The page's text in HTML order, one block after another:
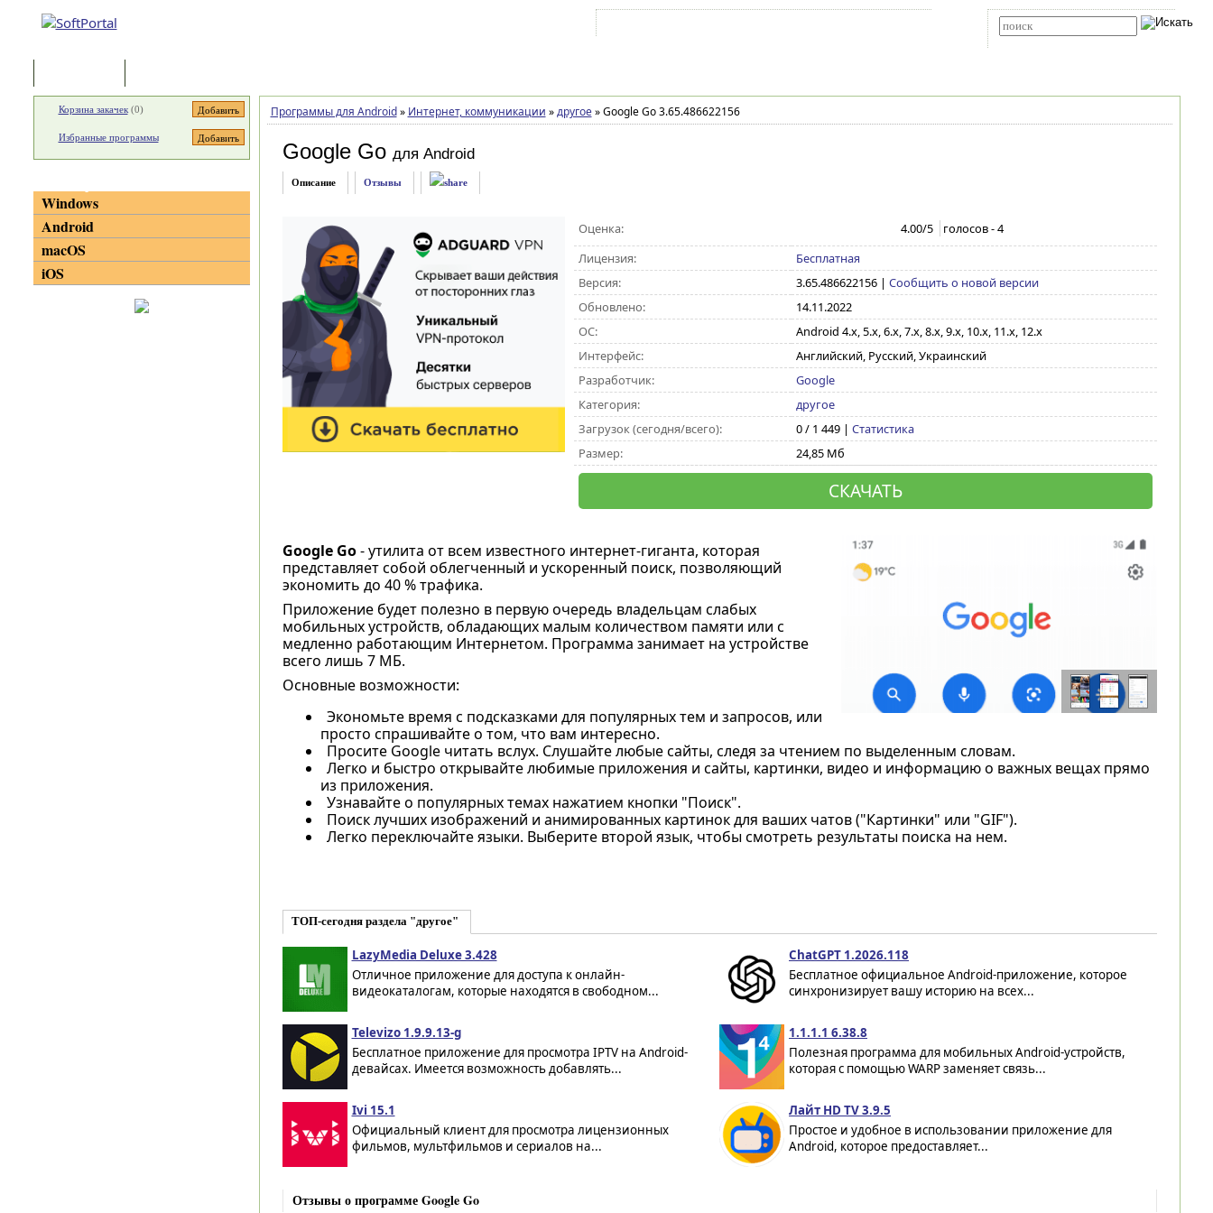
Программы для Android » Интернет, коммуникации » другое »Google Go 3.65.486622156
Google Go для Android
Описание Отзывы
Оценка: 4.00/5 голосов -4
Лицензия:
Бесплатная
Версия:
3.65.486622156| Сообщить о новой версии
Обновлено:
14.11.2022
ОС:
Android 4.x, 5.x, 6.x, 7.x, 8.x, 9.x, 10.x, 11.x, 12.x
Интерфейс:
Английский, Русский, Украинский
Разработчик:
Google
Категория:
другое
Загрузок (сегодня/всего):
0 / 1 449 | Статистика
Размер:
24,85 Мб
СКАЧАТЬ
Google Go- утилита от всем известного интернет-гиганта, которая
представляет собой облегченный и ускоренный поиск, позволяющий
экономить до 40 % трафика.
Приложение будет полезно в первую очередь владельцам слабых
мобильных устройств, обладающих малым количеством памяти или с
медленно работающим Интернетом. Программа занимает на устройстве
всего лишь 7 МБ.
Основные возможности:
Экономьте время с подсказками для популярных тем и запросов, или
просто спрашивайте о том, что вам интересно.
Просите Google читать вслух. Слушайте любые сайты, следя за чтением по выделенным словам.
Легко и быстро открывайте любимые приложения и сайты, картинки, видео и информацию о важных вещах прямо
из приложения.
Узнавайте о популярных темах нажатием кнопки "Поиск".
Поиск лучших изображений и анимированных картинок для ваших чатов ("Картинки" или "GIF").
Легко переключайте языки. Выберите второй язык, чтобы смотреть результаты поиска на нем.
ТОП-сегодня раздела "другое"
LazyMedia Deluxe 3.428
Отличное приложение для доступа к онлайн-
видеокаталогам, которые находятся в свободном...
ChatGPT 1.2026.118
Бесплатное официальное Android-приложение, которое
синхронизирует вашу историю на всех...
Televizo 1.9.9.13-g
Бесплатное приложение для просмотра IPTV на Android-
девайсах. Имеется возможность добавлять...
1.1.1.1 6.38.8
Полезная программа для мобильных Android-устройств,
которая с помощью WARP заменяет связь...
Ivi 15.1
Официальный клиент для просмотра лицензионных
фильмов, мультфильмов и сериалов на...
Лайт HD TV 3.9.5
Простое и удобное в использовании приложение для
Android, которое предоставляет...
Отзывы о программе Google Go
Корзина закачек(0)
Избранные программы
Windows
Android
macOS
iOS